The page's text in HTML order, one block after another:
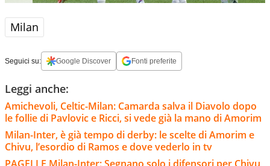
Milan
Seguici su: Google Discover Fonti preferite
Leggi anche:
Amichevoli, Celtic-Milan: Camarda salva il Diavolo dopo
le follie di Pavlovic e Ricci, si vede già la mano di Amorim
Milan-Inter, è già tempo di derby: le scelte di Amorim e
Chivu, l’esordio di Ramos e dove vederlo in tv